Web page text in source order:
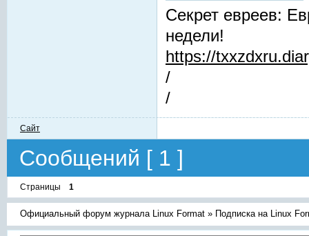
Секрет евреев:
недели!
https://
/
/
Сайт
Сообщений [ 1 ]
Страницы 1
Официальный форум журнала Linux Format » Подписка на Linux